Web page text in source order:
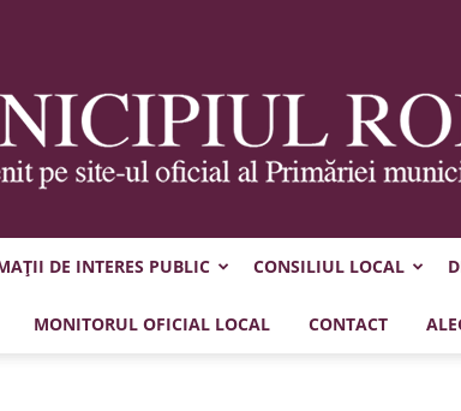
Municipiul
DE INTERES PUBLIC CONSILIUL LOCAL
MONITORUL OFICIAL LOCAL CONTACT